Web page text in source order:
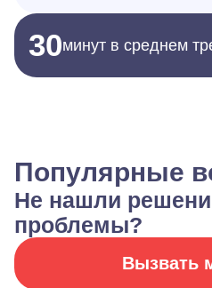
30минут в среднем
Популярные
Не нашли
проблемы?
Вызвать